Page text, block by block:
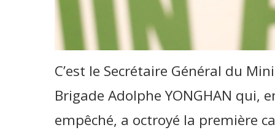
C’est le Secrétaire Général du
Brigade Adolphe YONGHAN qui,
empêché, a octroyé la première